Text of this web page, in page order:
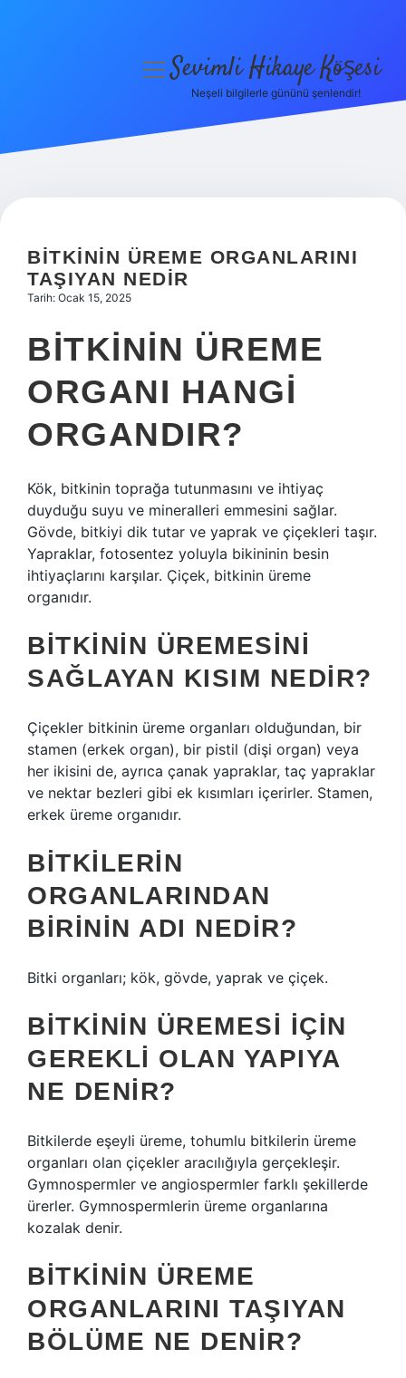
Hakkımızda
menüyüSevimli Hikaye Köşesi
Neşeli bilgilerle gününü şenlendir!
BITKININ ÜREME ORGANLARINI
TAŞIYAN NEDIR
Tarih: Ocak 15, 2025
BITKININ ÜREME
ORGANI HANGI
ORGANDIR?
Kök, bitkinin toprağa tutunmasını ve ihtiyaç
duyduğu suyu ve mineralleri emmesini sağlar.
Gövde, bitkiyi dik tutar ve yaprak ve çiçekleri taşır.
Yapraklar, fotosentez yoluyla bikininin besin
ihtiyaçlarını karşılar. Çiçek, bitkinin üreme
organıdır.
BITKININ ÜREMESINI
SAĞLAYAN KISIM NEDIR?
Çiçekler bitkinin üreme organları olduğundan, bir
stamen (erkek organ), bir pistil (dişi organ) veya
her ikisini de, ayrıca çanak yapraklar, taç yapraklar
ve nektar bezleri gibi ek kısımları içerirler. Stamen,
erkek üreme organıdır.
BITKILERIN
ORGANLARINDAN
BIRININ ADI NEDIR?
Bitki organları; kök, gövde, yaprak ve çiçek.
BITKININ ÜREMESI IÇIN
GEREKLI OLAN YAPIYA
NE DENIR?
Bitkilerde eşeyli üreme, tohumlu bitkilerin üreme
organları olan çiçekler aracılığıyla gerçekleşir.
Gymnospermler ve angiospermler farklı şekillerde
ürerler. Gymnospermlerin üreme organlarına
kozalak denir.
BITKININ ÜREME
ORGANLARINI TAŞIYAN
BÖLÜME NE DENIR?